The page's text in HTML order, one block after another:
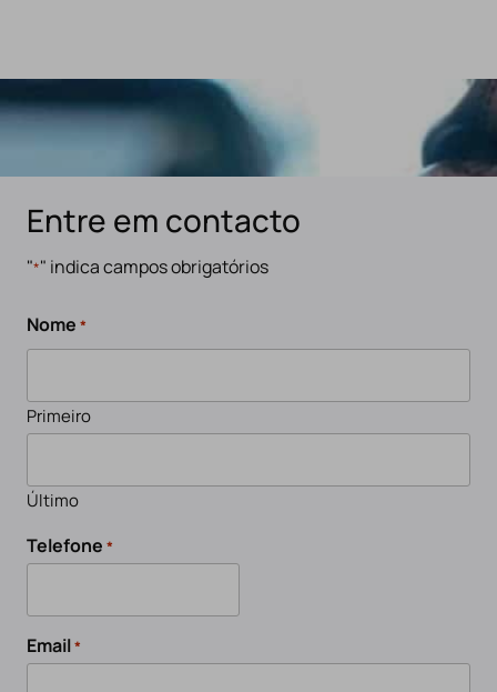
Entre em contacto
"*" indica campos obrigatórios
Nome *
Primeiro
Último
Telefone *
Email*